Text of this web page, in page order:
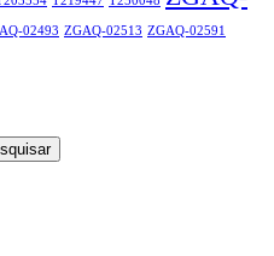
02493 ZGAQ-02513 ZGAQ-02591